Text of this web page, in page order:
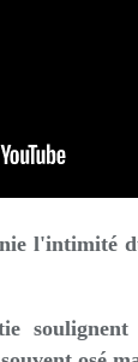
l'intimité